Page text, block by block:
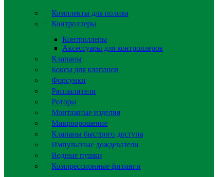
Комплекты для полива
Контроллеры
Контроллеры
Аксессуары для контроллеров
Клапаны
Боксы для клапанов
Форсунки
Распылители
Роторы
Монтажные изделия
Микроорошение
Клапаны быстрого доступа
Импульсные дождеватели
Водные пушки
Компрессионные фитинги